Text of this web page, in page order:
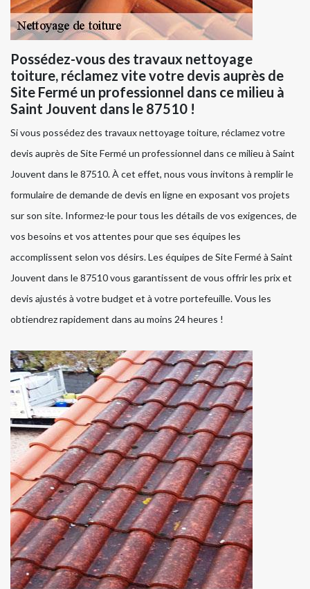
Possédez-vous des travaux nettoyage
toiture, réclamez vite votre devis auprès de
Site Fermé un professionnel dans ce milieu à
Saint Jouvent dans le 87510 !
Si vous possédez des travaux nettoyage toiture, réclamez votre
devis auprès de Site Fermé un professionnel dans ce milieu à Saint
Jouvent dans le 87510. À cet effet, nous vous invitons à remplir le
formulaire de demande de devis en ligne en exposant vos projets
sur son site. Informez-le pour tous les détails de vos exigences, de
vos besoins et vos attentes pour que ses équipes les
accomplissent selon vos désirs. Les équipes de Site Fermé à Saint
Jouvent dans le 87510 vous garantissent de vous offrir les prix et
devis ajustés à votre budget et à votre portefeuille. Vous les
obtiendrez rapidement dans au moins 24 heures !